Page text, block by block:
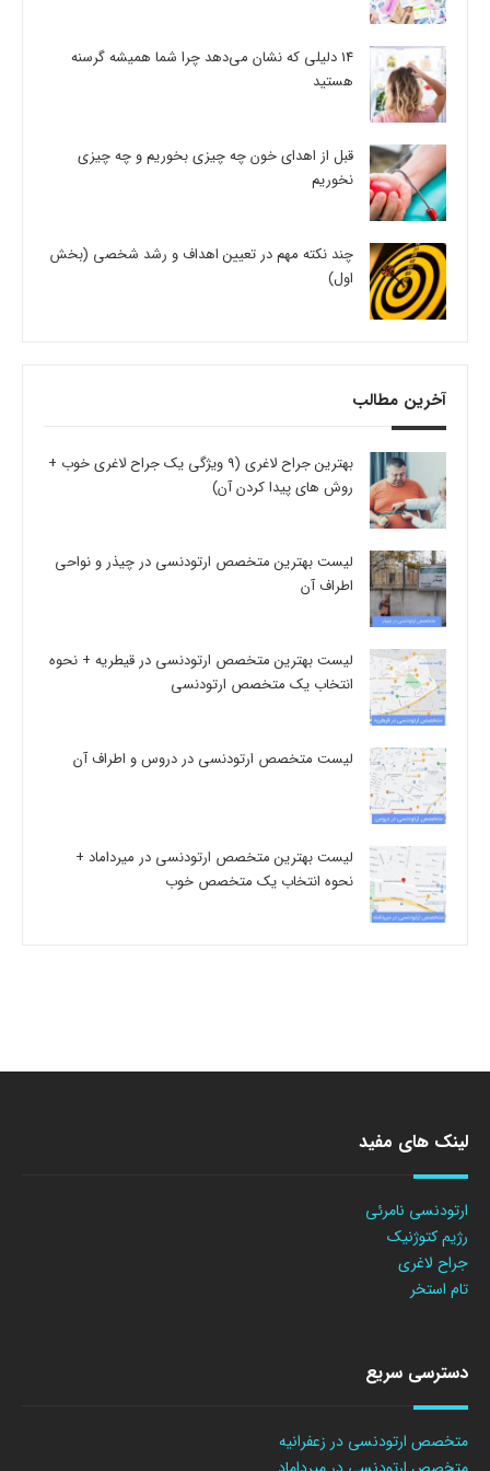
14 دلیلی که نشان می‌دهد چرا شما همیشه گرسنه
هستید
قبل از اهدای خون چه چیزی بخوریم و چه چیزی
نخوریم
چند نکته مهم در تعیین اهداف و رشد شخصی (بخش
اول)
آخرین مطالب
بهترین جراح لاغری (9 ویژگی یک جراح لاغری خوب +
روش های پیدا کردن آن)
لیست بهترین متخصص ارتودنسی در چیذر و نواحی
اطراف آن
لیست بهترین متخصص ارتودنسی در قیطریه + نحوه
انتخاب یک متخصص ارتودنسی
لیست متخصص ارتودنسی در دروس و اطراف آن
لیست بهترین متخصص ارتودنسی در میرداماد +
نحوه انتخاب یک متخصص خوب
لینک های مفید
ارتودنسی نامرئی
رژیم کتوژنیک
جراح لاغری
تام استخر
دسترسی سریع
متخصص ارتودنسی در زعفرانیه